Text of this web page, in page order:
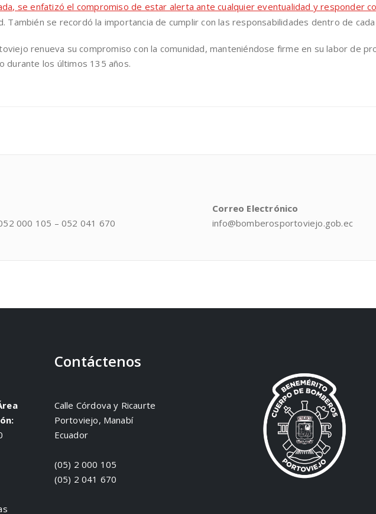
se enfatizó el compromiso de estar alerta ante cualquier eventualidad y responder
También se recordó la importancia de cumplir con las responsabilidades dentro de cada
renueva su compromiso con la comunidad, manteniéndose firme en su labor de
durante los últimos 135 años.
000 105 – 052 041 670
Correo Electrónico
info@bomberosportoviejo.gob.ec
Contáctenos
Calle Córdova y Ricaurte
Portoviejo, Manabí
Ecuador
(05) 2 000 105
(05) 2 041 670